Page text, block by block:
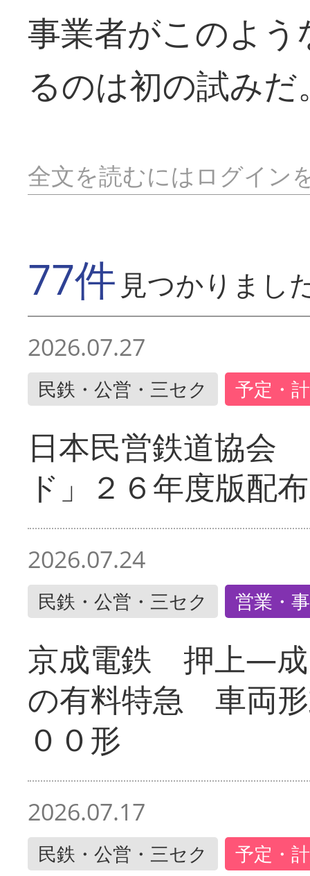
事業者がこのよ
るのは初の試みだ
全文を読むにはログイン
77件 見つかりまし
2026.07.27
民鉄・公営・三セク 予定・
日本民営鉄道協会
ド」２６年度版配布
2026.07.24
民鉄・公営・三セク 営業・
京成電鉄 押上―成
の有料特急 車両
００形
2026.07.17
民鉄・公営・三セク 予定・